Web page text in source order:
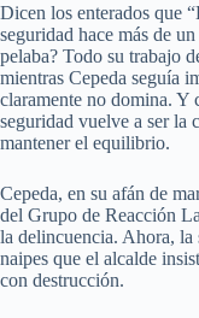
Dicen los enterados que
seguridad hace más de
pelaba? Todo su trabajo
mientras Cepeda seguía
claramente no domina. Y
seguridad vuelve a ser la
mantener el equilibrio.
Cepeda, en su afán de
del Grupo de Reacción
la delincuencia. Ahora,
naipes que el alcalde
con destrucción.